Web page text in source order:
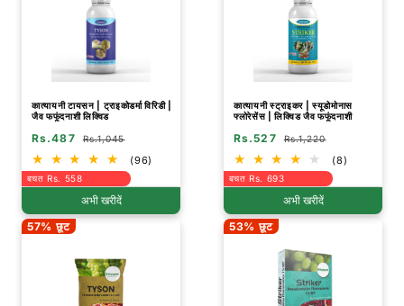
कात्यायनी टायसन | ट्राइकोडर्मा विरिडी |
जैव फफूंदनाशी लिक्विड
Rs.487 Rs.1,045
(96)
बचत Rs. 558
अभी खरीदें
कात्यायनी स्ट्राइकर | स्यूडोमोनास
फ्लोरेसेंस | लिक्विड जैव फफूंदनाशी
Rs.527 Rs.1,220
(8)
बचत Rs. 693
अभी खरीदें
57% छूट 53% छूट